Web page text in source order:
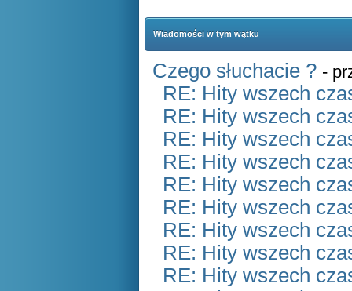
Wiadomości w tym wątku
Czego słuchacie ? -
RE: Hity wszech
RE: Hity wszech
RE: Hity wszech
RE: Hity wszech
RE: Hity wszech
RE: Hity wszech
RE: Hity wszech
RE: Hity wszech
RE: Hity wszech